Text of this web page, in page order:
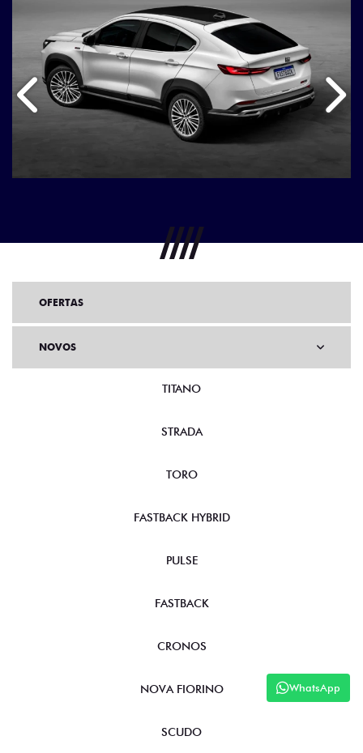
Anterior
WhatsApp
OFERTAS
NOVOS
TITANO
STRADA
TORO
FASTBACK HYBRID
PULSE
FASTBACK
CRONOS
NOVA FIORINO
SCUDO